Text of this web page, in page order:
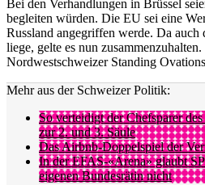
Bei den Verhandlungen in Brüssel
begleiten würden. Die EU sei eine
Russland angegriffen werde. Da
liege, gelte es nun
Nordwestschweizer Standing
Mehr aus der Schweizer Politik:
So verteidigt der Chefsparer
zur 2. und 3. Säule
Das Airbnb-Doppelspiel der
In der EFAS-«Arena» glaubt
eigenen Bundesrätin nicht